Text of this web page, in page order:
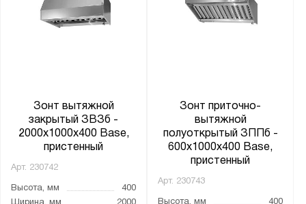
Зонт вытяжной
закрытый ЗВЗб -
2000x1000x400 Base,
пристенный
Арт. 230742
Высота, мм
400
Зонт приточно-
вытяжной
полуоткрытый ЗППб -
600x1000x400 Base,
пристенный
Арт. 230743
Высота, мм
400